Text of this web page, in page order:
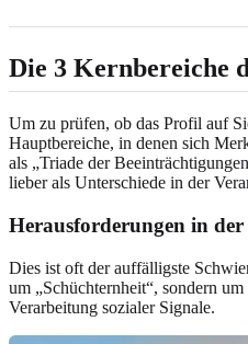
Die 3 Kernbereiche
Um zu prüfen, ob das Profil auf
Hauptbereiche, in denen sich
als „Triade der
lieber als Unterschiede in der
Herausforderungen in
Dies ist oft der auffälligste
um „Schüchternheit“, sondern
Verarbeitung sozialer Signale.